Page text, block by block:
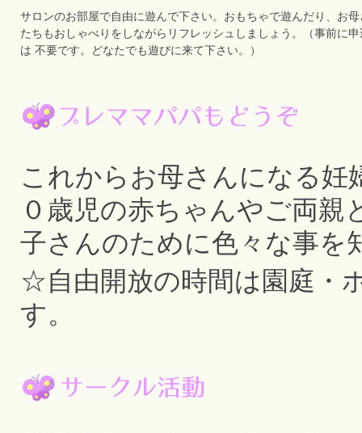
サロンのお部屋で自由に遊んで下さい。おもちゃで遊んだり、お母
たちもおしゃべりをしながらリフレッシュしましょう。（事前に申
は 不要です。どなたでも遊びに来て下さい。）
これからお母さんになる妊
０歳児の赤ちゃんやご両
子さんのために色々な事を
☆自由開放の時間は園庭・
す。